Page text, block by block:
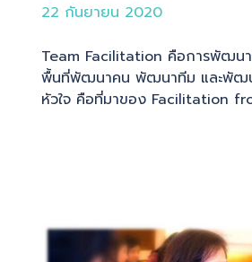
22 กันยายน 2020
Team Facilitation คือการพัฒน
พื้นที่พัฒนาคน พัฒนาทีม และพัฒ
หัวใจ คือที่มาของ Facilitation